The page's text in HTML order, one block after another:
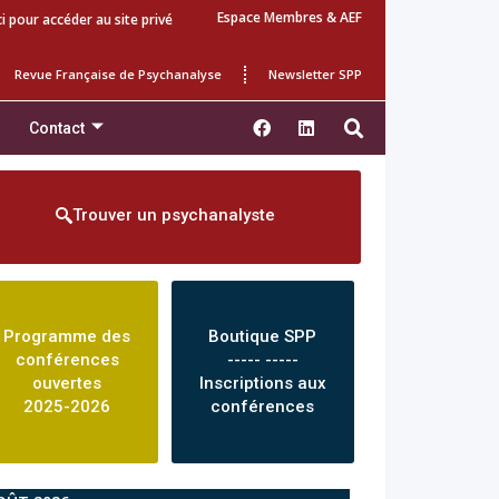
pour accéder au site privé Espace Membres & AEF
Revue Française de Psychanalyse Newsletter SPP
Contact
Trouver un psychanalyste
Programme des
conférences
ouvertes
2025-2026
Boutique SPP
----- -----
Inscriptions aux
conférences